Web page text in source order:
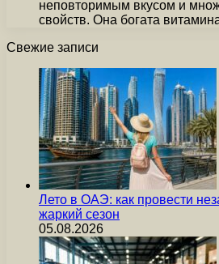
неповторимым вкусом и
свойств. Она богата
Свежие записи
Лето в ОАЭ: как провести
жаркий сезон
05.08.2026